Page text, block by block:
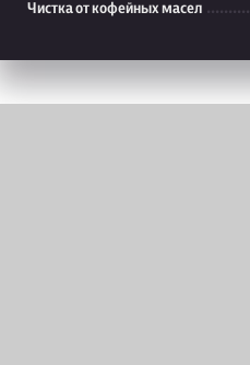
Чистка от кофейных масел